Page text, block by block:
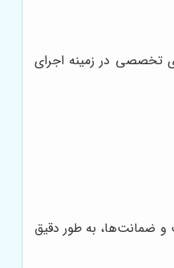
تخصصی در زمینه اجرای
و ضمانت‌ها، به طور دقیق